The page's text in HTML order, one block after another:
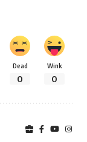
Dead
0
Wink
0